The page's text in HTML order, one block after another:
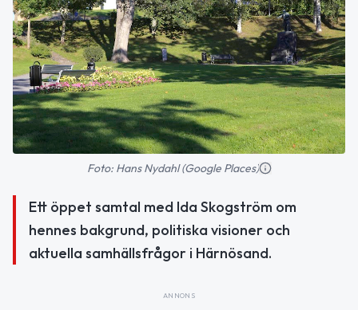
Foto: Hans Nydahl (Google Places)
Ett öppet samtal med Ida Skogström om
hennes bakgrund, politiska visioner och
aktuella samhällsfrågor i Härnösand.
ANNONS